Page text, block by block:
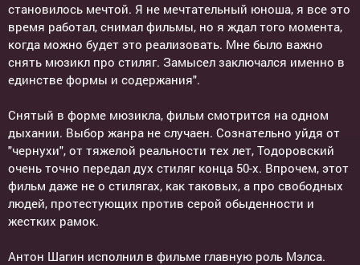
становилось мечтой. Я не мечтательный юноша, я все это
время работал, снимал фильмы, но я ждал того момента,
когда можно будет это реализовать. Мне было важно
снять мюзикл про стиляг. Замысел заключался именно в
единстве формы и содержания".
Снятый в форме мюзикла, фильм смотрится на одном
дыхании. Выбор жанра не случаен. Сознательно уйдя от
"чернухи", от тяжелой реальности тех лет, Тодоровский
очень точно передал дух стиляг конца 50-х. Впрочем, этот
фильм даже не о стилягах, как таковых, а про свободных
людей, протестующих против серой обыденности и
жестких рамок.
Антон Шагин исполнил в фильме главную роль Мэлса.